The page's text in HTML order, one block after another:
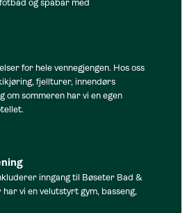
og spabar med
for hele vennegjengen. Hos oss
fjellturer, innendørs
om sommeren har vi en egen
inngang til Bøseter Bad &
vi en velutstyrt gym, basseng,